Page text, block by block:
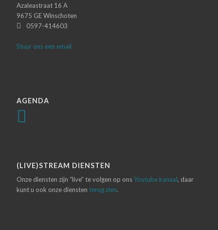
Azaleastraat 16 A
9675 GE Winschoten
0597-414603
Stuur ons een email
AGENDA
(LIVE)STREAM DIENSTEN
Onze diensten zijn “live” te volgen op onsYoutube kanaal, daar
kunt u ook onze diensten terug zien.